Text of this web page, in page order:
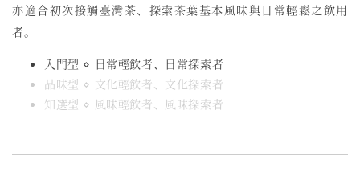
亦適合初次接觸臺灣茶、探索茶葉基本風味與日常輕鬆之飲用
者。
入門型 ⋄ 日常輕飲者、日常探索者
品味型 ⋄ 文化輕飲者、文化探索者
知選型 ⋄ 風味輕飲者、風味探索者